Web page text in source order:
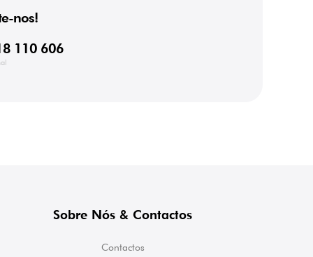
nos!
110 606
Sobre Nós & Contactos
Contactos